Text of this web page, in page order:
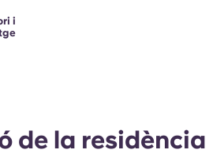
de la residència
i